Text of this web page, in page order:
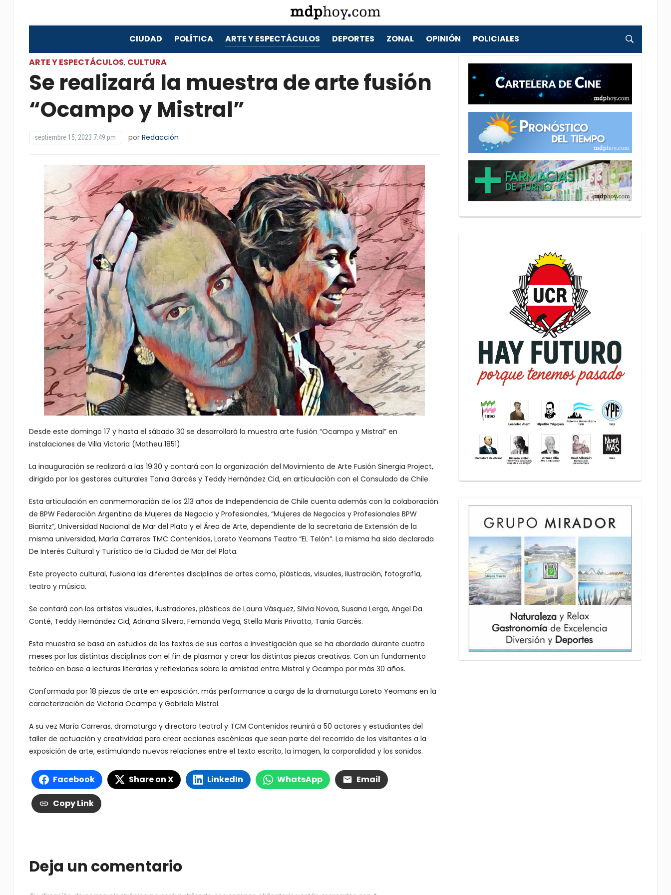
CIUDAD POLÍTICA ARTE Y ESPECTÁCULOS DEPORTES ZONAL OPINIÓN POLICIALES
ARTE Y ESPECTÁCULOS, CULTURA
Se realizará la muestra de arte fusión
“Ocampo y Mistral”
septiembre 15, 2023 7:49 pm por Redacción
Desde este domingo 17 y hasta el sábado 30 se desarrollará la muestra arte fusión “Ocampo y Mistral” en
instalaciones de Villa Victoria (Matheu 1851).
La inauguración se realizará a las 19:30 y contará con la organización del Movimiento de Arte Fusión Sinergia Project,
dirigido por los gestores culturales Tania Garcés y Teddy Hernández Cid, en articulación con el Consulado de Chile.
Esta articulación en conmemoración de los 213 años de Independencia de Chile cuenta además con la colaboración
de BPW Federación Argentina de Mujeres de Negocio y Profesionales, “Mujeres de Negocios y Profesionales BPW
Biarritz”, Universidad Nacional de Mar del Plata y el Área de Arte, dependiente de la secretaria de Extensión de la
misma universidad, María Carreras TMC Contenidos, Loreto Yeomans Teatro “EL Telón”. La misma ha sido declarada
De Interés Cultural y Turístico de la Ciudad de Mar del Plata.
Este proyecto cultural, fusiona las diferentes disciplinas de artes como, plásticas, visuales, ilustración, fotografía,
teatro y música.
Se contará con los artistas visuales, ilustradores, plásticos de Laura Vásquez, Silvia Novoa, Susana Lerga, Angel Da
Conté, Teddy Hernández Cid, Adriana Silvera, Fernanda Vega, Stella Maris Privatto, Tania Garcés.
Esta muestra se basa en estudios de los textos de sus cartas e investigación que se ha abordado durante cuatro
meses por las distintas disciplinas con el fin de plasmar y crear las distintas piezas creativas. Con un fundamento
teórico en base a lecturas literarias y reflexiones sobre la amistad entre Mistral y Ocampo por más 30 años.
Conformada por 18 piezas de arte en exposición, más performance a cargo de la dramaturga Loreto Yeomans en la
caracterización de Victoria Ocampo y Gabriela Mistral.
A su vez María Carreras, dramaturga y directora teatral y TCM Contenidos reunirá a 50 actores y estudiantes del
taller de actuación y creatividad para crear acciones escénicas que sean parte del recorrido de los visitantes a la
exposición de arte, estimulando nuevas relaciones entre el texto escrito, la imagen, la corporalidad y los sonidos.
Facebook Share on X LinkedIn WhatsApp Email
Copy Link
Deja un comentario